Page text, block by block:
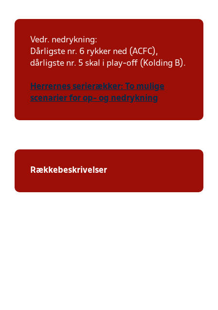
Vedr. nedrykning:
Dårligste nr. 6 rykker ned (ACFC),
dårligste nr. 5 skal i play-off (Kolding B).
Herrernes serierækker: To mulige
scenarier for op- og nedrykning
Rækkebeskrivelser